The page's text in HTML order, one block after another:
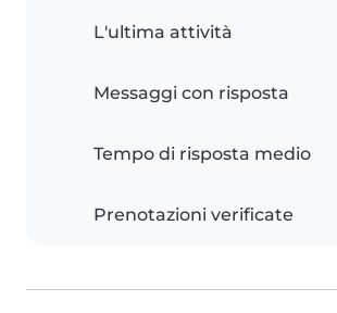
L'ultima attività
Messaggi con risposta
Tempo di risposta medio
Prenotazioni verificate